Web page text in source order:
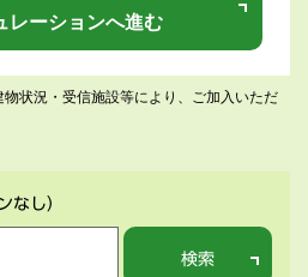
レーションへ進む
状況・受信施設等により、ご加入いただ
なし）
検索